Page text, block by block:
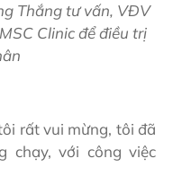
Thắng tư vấn, VĐV
Clinic để điều trị
rất vui mừng, tôi đã
chạy, với công việc